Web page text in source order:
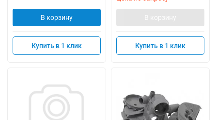
В корзину
Купить в 1 клик
В корзину
Купить в 1 клик